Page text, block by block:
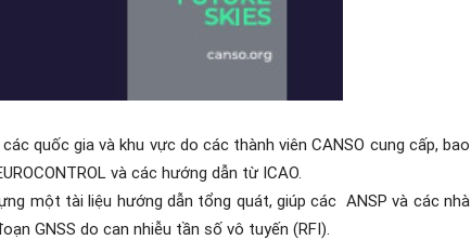
quốc gia và khu vực do các thành viên CANSO cung cấp, bao
và các hướng dẫn từ ICAO.
một tài liệu hướng dẫn tổng quát, giúp các ANSP và các nhà
GNSS do can nhiễu tần số vô tuyến (RFI).